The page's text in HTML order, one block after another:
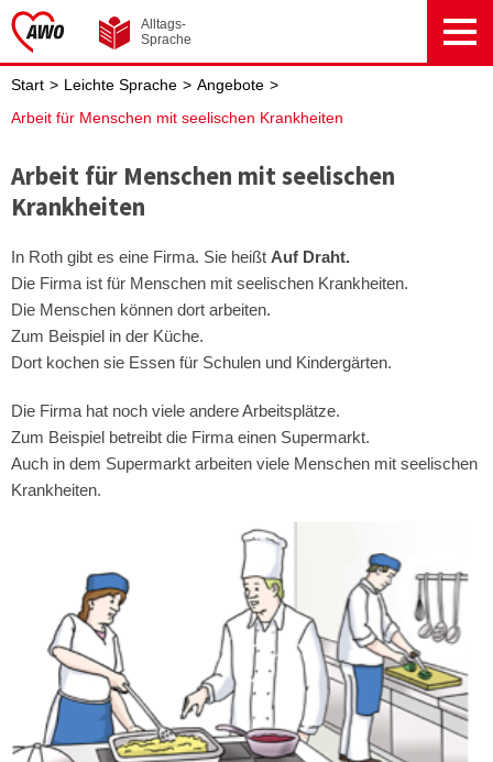
zum Inhalt springen
zur Fusszeile springen
Alltags-
Sprache
Hauptnavigation überspringen
Brotkrumen-Navigation überspringen
Start Leichte Sprache
Angebote
Arbeit für Menschen mit seelischen Krankheiten
Arbeit für Menschen mit seelischen
Krankheiten
In Roth gibt es eine Firma. Sie heißt Auf Draht.
Die Firma ist für Menschen mit seelischen Krankheiten.
Die Menschen können dort arbeiten.
Zum Beispiel in der Küche.
Dort kochen sie Essen für Schulen und Kindergärten.
Die Firma hat noch viele andere Arbeitsplätze.
Zum Beispiel betreibt die Firma einen Supermarkt.
Auch in dem Supermarkt arbeiten viele Menschen mit seelischen
Krankheiten.